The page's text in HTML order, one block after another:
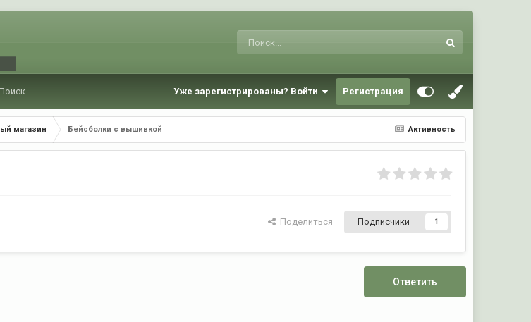
Уже зарегистрированы? Войти Регистрация
Активность
магазин Бейсболки с вышивкой
Поделиться Подписчики 1
Ответить